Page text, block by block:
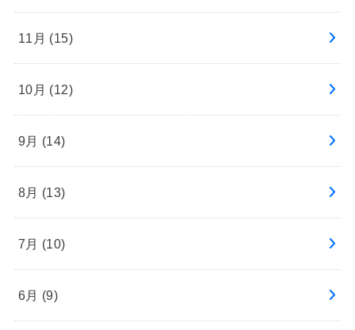
11月 (15)
10月 (12)
9月 (14)
8月 (13)
7月 (10)
6月 (9)